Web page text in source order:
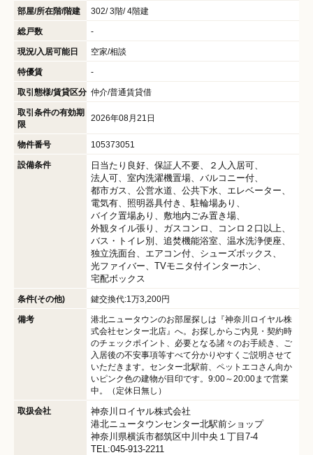
部屋/所在階/階建 302/ 3階/ 4階建
総戸数 -
現況/入居可能日 空家/相談
特優賃 -
取引態様/賃貸区分 仲介/普通賃貸借
取引条件の有効期
限
2026年08月21日
物件番号 105373051
設備条件 日当たり良好 保証人不要
２人入居可
法人可
室内洗濯機置場
バルコニー付
都市ガス
公営水道 公共下水
エレベーター
電気有
照明器具付き
駐輪場あり
バイク置場あり
敷地内ごみ置き場
外観タイル張り
ガスコンロ
コンロ２口以上
バス・トイレ別
追焚機能浴室
温水洗浄便座
独立洗面台
エアコン付
シューズボックス
光ファイバー
TVモニタ付インターホン
宅配ボックス
条件(その他) 鍵交換代:1万3,200円
備考
港北ニュータウンのお部屋探しは『神奈川ロイヤル株
式会社センター北店』へ。お探しからご内見・契約時
のチェックポイント、必要となる諸々のお手続き、ご
入居後の不安事項等すべて分かりやすくご説明させて
いただきます。センター北駅前、ペットエコさん向か
いピンク色の建物が目印です。9:00～20:00まで営業
中。（定休日無し）
取扱会社
神奈川ロイヤル株式会社
港北ニュータウンセンター北駅前ショップ
神奈川県横浜市都筑区中川中央１丁目7-4
TEL:045-913-2211